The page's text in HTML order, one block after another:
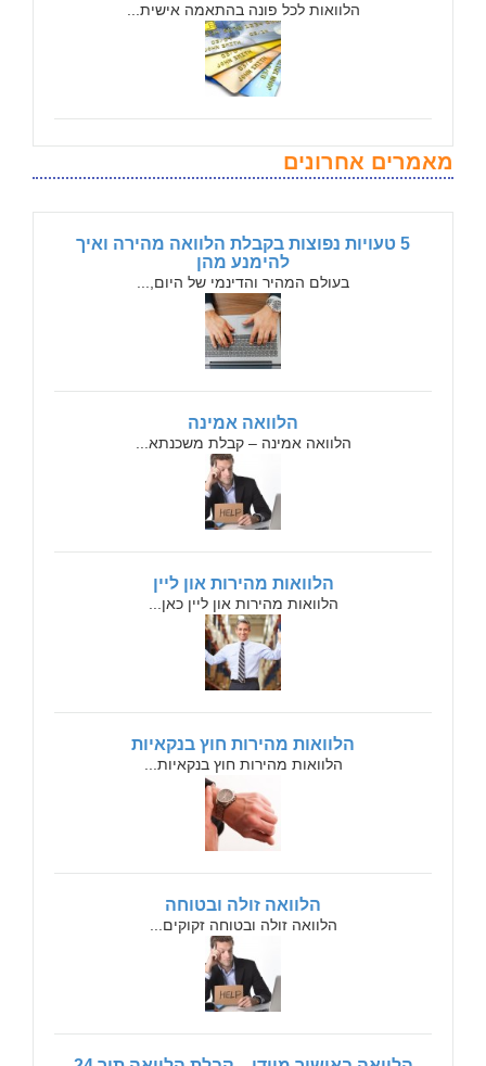
הלוואות לכל פונה בהתאמה אישית...
מאמרים אחרונים
5 טעויות נפוצות בקבלת הלוואה מהירה ואיך
להימנע מהן
בעולם המהיר והדינמי של היום,...
הלוואה אמינה
הלוואה אמינה – קבלת משכנתא...
הלוואות מהירות און ליין
הלוואות מהירות און ליין כאן...
הלוואות מהירות חוץ בנקאיות
הלוואות מהירות חוץ בנקאיות...
הלוואה זולה ובטוחה
הלוואה זולה ובטוחה זקוקים...